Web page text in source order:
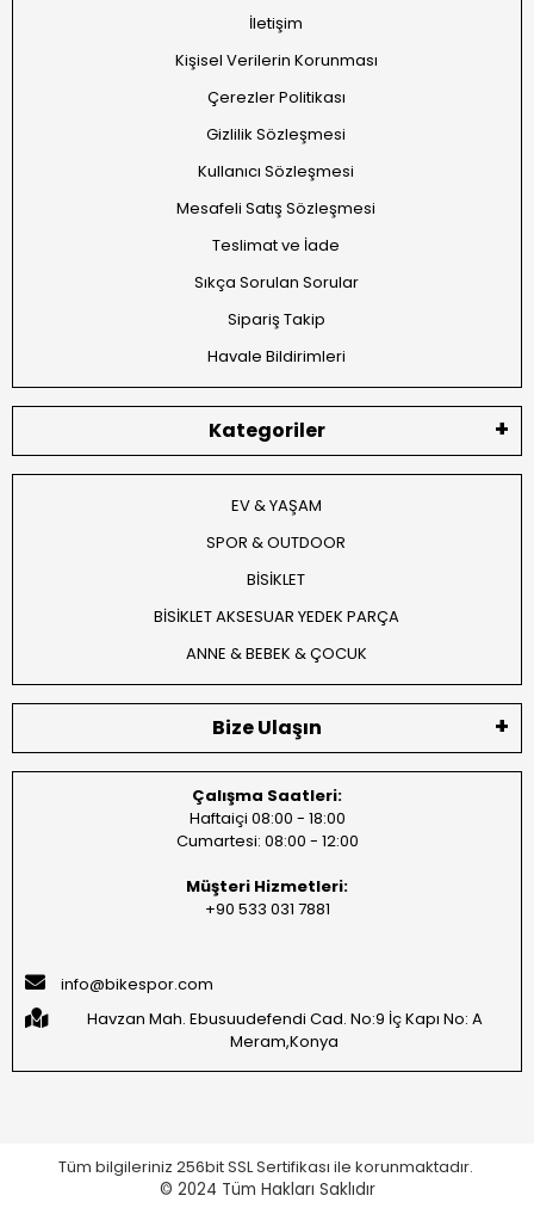
İletişim
Kişisel Verilerin Korunması
Çerezler Politikası
Gizlilik Sözleşmesi
Kullanıcı Sözleşmesi
Mesafeli Satış Sözleşmesi
Teslimat ve İade
Sıkça Sorulan Sorular
Sipariş Takip
Havale Bildirimleri
Kategoriler
EV & YAŞAM
SPOR & OUTDOOR
BİSİKLET
BİSİKLET AKSESUAR YEDEK PARÇA
ANNE & BEBEK & ÇOCUK
Bize Ulaşın
Çalışma Saatleri:
Haftaiçi 08:00 - 18:00
Cumartesi: 08:00 - 12:00
Müşteri Hizmetleri:
+90 533 031 7881
info@bikespor.com
Havzan Mah. Ebusuudefendi Cad. No:9 İç Kapı No: A
Meram,Konya
Tüm bilgileriniz 256bit SSL Sertifikası ile korunmaktadır.
© 2024 Tüm Hakları Saklıdır